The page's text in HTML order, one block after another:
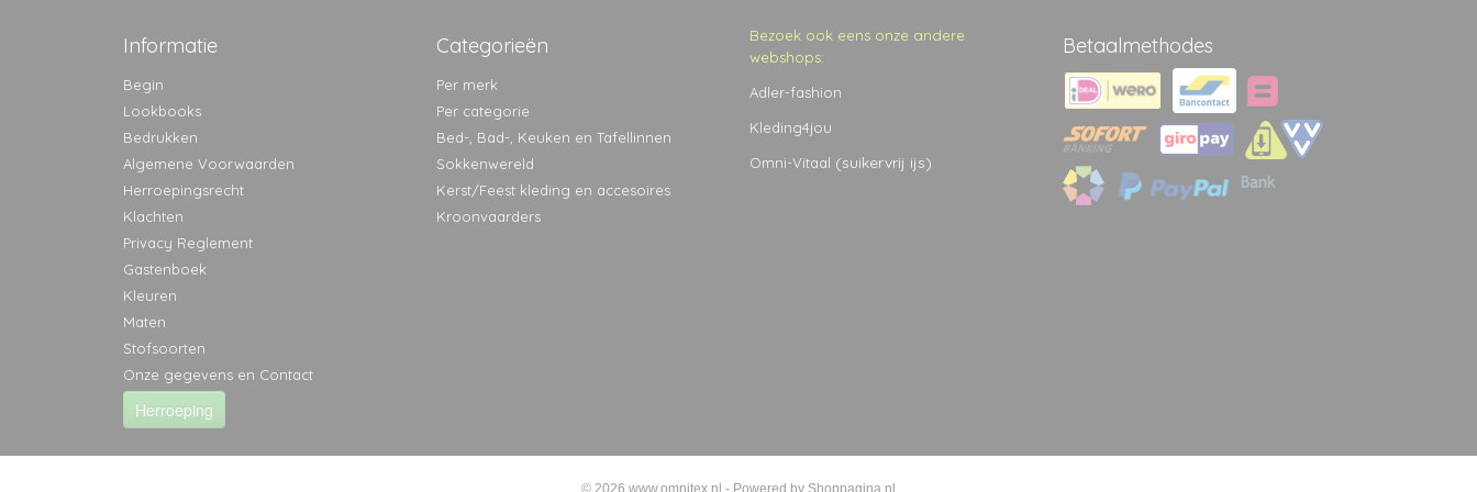
Informatie
Begin
Lookbooks
Bedrukken
Algemene Voorwaarden
Herroepingsrecht
Klachten
Privacy Reglement
Gastenboek
Kleuren
Maten
Stofsoorten
Onze gegevens en Contact
Herroeping
Categorieën
Per merk
Per categorie
Bed-, Bad-, Keuken en Tafellinnen
Sokkenwereld
Kerst/Feest kleding en accesoires
Kroonvaarders
Bezoek ook eens onze andere
webshops:
Adler-fashion
Kleding4jou
Omni-Vitaal (suikervrij ijs)
Betaalmethodes
© 2026 www.omnitex.nl - Powered by Shoppagina.nl